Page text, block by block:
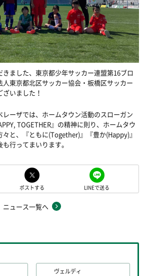
ました、東京都少年サッカー連盟第16ブロ
人東京都北区サッカー協会・板橋区サッカー
いました！
レーザでは、ホームタウン活動のスローガン
TOGETHER』の精神に則り、ホームタウ
々と、『ともに(Together)』『豊か(Happy)』
行ってまいります。
ポストする LINEで送る
ニュース一覧へ
ヴェルディ